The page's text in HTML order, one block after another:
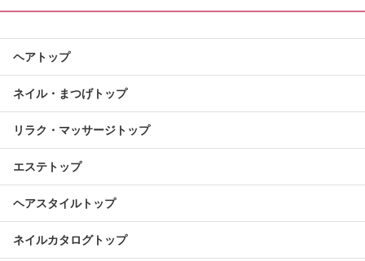
ヘアトップ
ネイル・まつげトップ
リラク・マッサージトップ
エステトップ
ヘアスタイルトップ
ネイルカタログトップ